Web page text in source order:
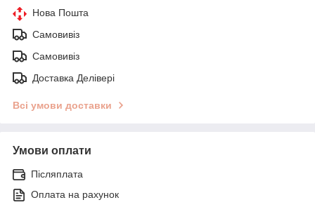
Нова Пошта
Самовивіз
Самовивіз
Доставка Делівері
Всі умови доставки
Умови оплати
Післяплата
Оплата на рахунок